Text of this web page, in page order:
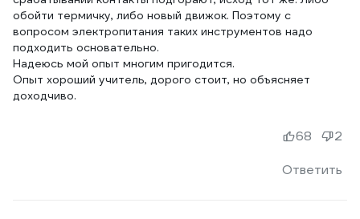
обойти термичку, либо новый движок. Поэтому с
вопросом электропитания таких инструментов надо
подходить основательно.
Надеюсь мой опыт многим пригодится.
Опыт хороший учитель, дорого стоит, но объясняет
доходчиво.
Ответить
68 2